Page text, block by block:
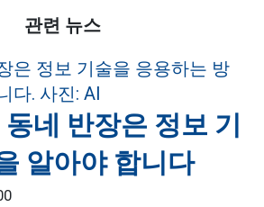
관련 뉴스
네 반장은 정보 기
알아야 합니다